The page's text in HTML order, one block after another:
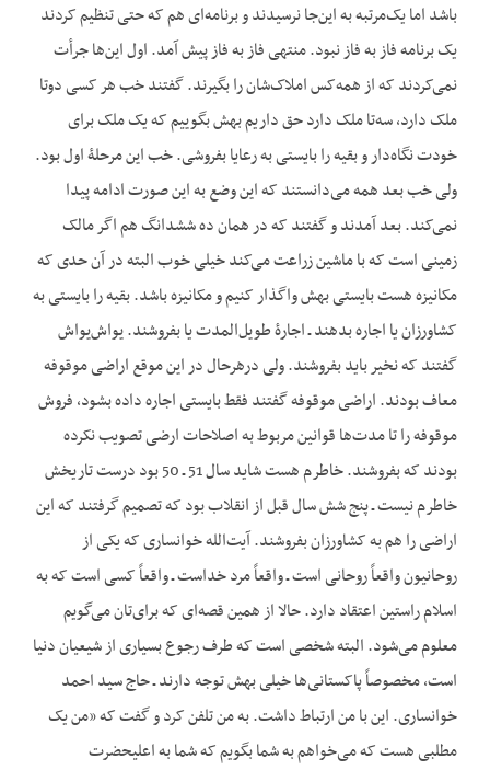
باشد اما یک‌مرتبه به این‌جا نرسیدند و برنامه‌ای هم که حتی تنظیم کردند
یک برنامه فاز به فاز نبود. منتهی فاز به فاز پیش آمد. اول این‌ها جرأت
نمی‌کردند که از همه‌کس املاک‌شان را بگیرند. گفتند خب هر کسی دوتا
ملک دارد، سه‌تا ملک دارد حق داریم بهش بگوییم که یک ملک برای
خودت نگاه‌دار و بقیه را بایستی به رعایا بفروشی. خب این مرحلۀ اول بود.
ولی خب بعد همه می‌دانستند که این وضع به این صورت ادامه پیدا
نمی‌کند. بعد آمدند و گفتند که در همان ده ششدانگ هم اگر مالک
زمینی است که با ماشین زراعت می‌کند خیلی خوب البته در آن حدی که
مکانیزه هست بایستی بهش واگذار کنیم و مکانیزه باشد. بقیه را بایستی به
کشاورزان یا اجاره بدهند ـ اجارۀ طویل‌المدت یا بفروشند. یواش‌یواش
گفتند که نخیر باید بفروشند. ولی درهرحال در این‌ موقع اراضی موقوفه
معاف بودند. اراضی موقوفه گفتند فقط بایستی اجاره داده بشود، فروش
موقوفه را تا مدت‌ها قوانین مربوط به اصلاحات ارضی تصویب نکرده
بودند که بفروشند. خاطرم هست شاید سال 51 ـ 50 بود درست تاریخش
خاطرم نیست ـ پنج شش سال قبل از انقلاب بود که تصمیم گرفتند که این
اراضی را هم به کشاورزان بفروشند. آیت‌الله خوانساری که یکی از
روحانیون واقعاً روحانی است ـ واقعاً مرد خداست ـ واقعاً کسی است که به
اسلام راستین اعتقاد دارد. حالا از همین قصه‌ای که برای‌تان می‌گویم
معلوم می‌شود. البته شخصی است که طرف رجوع بسیاری از شیعیان دنیا
است، مخصوصاً پاکستانی‌ها خیلی بهش توجه دارند ـ حاج سید احمد
خوانساری. این با من ارتباط داشت. به من تلفن کرد و گفت که «من یک
مطلبی هست که می‌خواهم به شما بگویم که شما به اعلی‏حضرت